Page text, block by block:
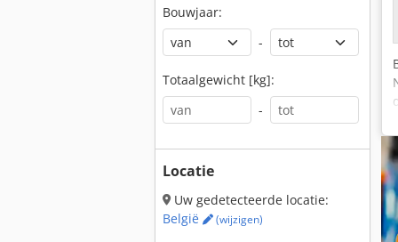
Bouwjaar:
-
Totaalgewicht [kg]:
-
Locatie
Uw gedetecteerde locatie:
België
(wijzigen)